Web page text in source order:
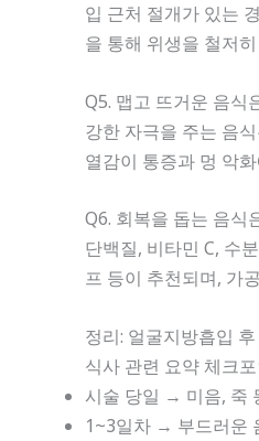
입 근처 절개가 있는
을 통해 위생을 철저
Q5. 맵고 뜨거운 음식
강한 자극을 주는 음
열감이 통증과 멍 악
Q6. 회복을 돕는 음식
단백질, 비타민 C, 수
프 등이 추천되며, 가
정리: 얼굴지방흡입
식사 관련 요약 체크
시술 당일 → 미음, 죽
1~3일차 → 부드러운